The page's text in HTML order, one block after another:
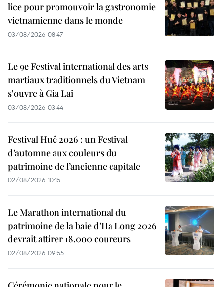
lice pour promouvoir la gastronomie
vietnamienne dans le monde
03/08/2026 08:47
Le 9e Festival international des arts
martiaux traditionnels du Vietnam
s'ouvre à Gia Lai
03/08/2026 03:44
Festival Huê 2026 : un Festival
d’automne aux couleurs du
patrimoine de l’ancienne capitale
02/08/2026 10:15
Le Marathon international du
patrimoine de la baie d’Ha Long 2026
devrait attirer 18.000 coureurs
02/08/2026 09:55